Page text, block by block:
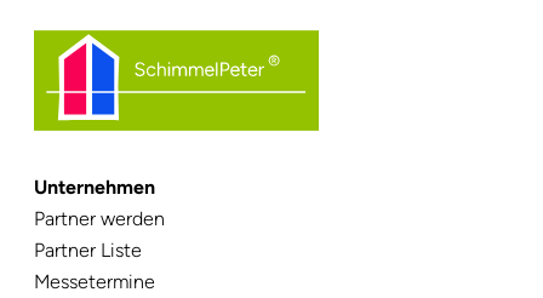
Unternehmen
Navigation
überspringen
Partner werden
Partner Liste
Messetermine